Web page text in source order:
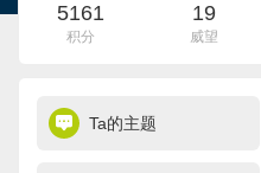
5161
积分
19
威望
Ta的主题